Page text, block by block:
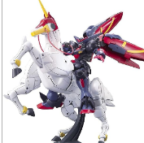
付
属
品
（β）